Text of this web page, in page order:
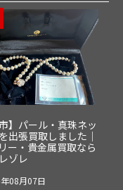
市】パール・真珠ネッ
出張買取しました｜
ー・貴金属買取なら
ゾレ
08月07日